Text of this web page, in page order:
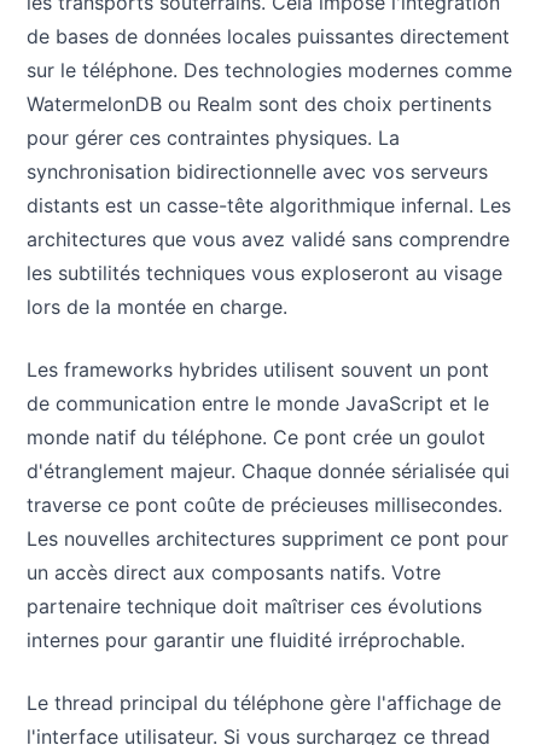
de bases de données locales puissantes directement
sur le téléphone. Des technologies modernes comme
WatermelonDB ou Realm sont des choix pertinents
pour gérer ces contraintes physiques. La
synchronisation bidirectionnelle avec vos serveurs
distants est un casse-tête algorithmique infernal. Les
architectures que vous avez validé sans comprendre
les subtilités techniques vous exploseront au visage
lors de la montée en charge.
Les frameworks hybrides utilisent souvent un pont
de communication entre le monde JavaScript et le
monde natif du téléphone. Ce pont crée un goulot
d'étranglement majeur. Chaque donnée sérialisée qui
traverse ce pont coûte de précieuses millisecondes.
Les nouvelles architectures suppriment ce pont pour
un accès direct aux composants natifs. Votre
partenaire technique doit maîtriser ces évolutions
internes pour garantir une fluidité irréprochable.
Le thread principal du téléphone gère l'affichage de
l'interface utilisateur. Si vous surchargez ce thread